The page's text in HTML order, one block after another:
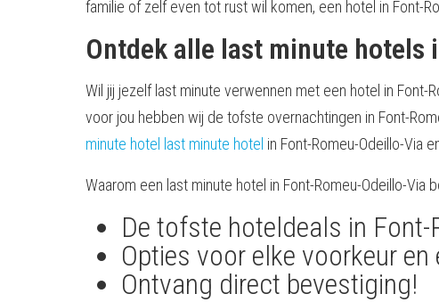
familie of zelf even tot rust wil komen, een hotel in Font-
Ontdek alle last minute hotels
Wil jij jezelf last minute verwennen met een hotel in Font-
voor jou hebben wij de tofste overnachtingen in Font-
minute hotel last minute hotel in Font-Romeu-Odeillo-Via
Waarom een last minute hotel in Font-Romeu-Odeillo-Via
De tofste hoteldeals in
Opties voor elke voorkeur
Ontvang direct bevestiging!